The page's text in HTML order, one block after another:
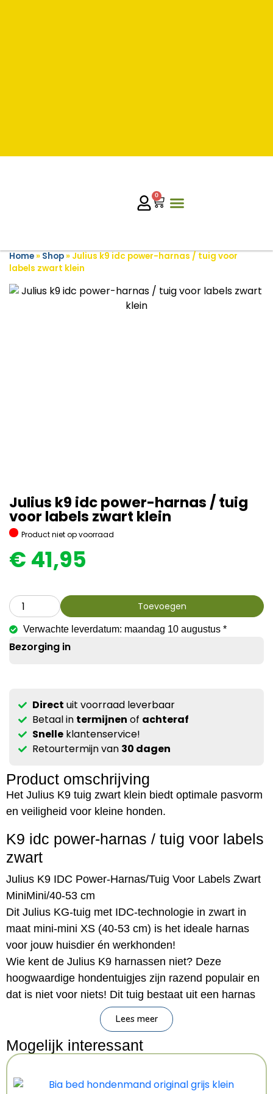
0
Home» Shop» Julius k9 idc power-harnas / tuig voor
labels zwart klein
Julius k9 idc power-harnas / tuig
voor labels zwart klein
Product niet op voorraad
€ 41,95
Toevoegen
Verwachte leverdatum: maandag 10 augustus *
Bezorging in
Direct uit voorraad leverbaar
Betaal in termijnen of achteraf
Snelleklantenservice!
Retourtermijn van 30 dagen
Product omschrijving
Het Julius K9 tuig zwart klein biedt optimale pasvorm
en veiligheid voor kleine honden.
K9 idc power-harnas / tuig voor labels
zwart
Julius K9 IDC Power-Harnas/Tuig Voor Labels Zwart
MiniMini/40-53 cm
Dit Julius KG-tuig met IDC-technologie in zwart in
maat mini-mini XS (40-53 cm) is het ideale harnas
voor jouw huisdier én werkhonden!
Wie kent de Julius K9 harnassen niet? Deze
hoogwaardige hondentuigjes zijn razend populair en
dat is niet voor niets! Dit tuig bestaat uit een harnas
met een borstband en een buikband. De borstband
en buikband zijn heel gemakkelijk op maat te maken
en door het kliksysteem van de buikband is het
harnas heel eenvoudig in één handbeweging over het
hoofd van de hond heen aan te trekken. Door de
Lees meer
Mogelijk interessant